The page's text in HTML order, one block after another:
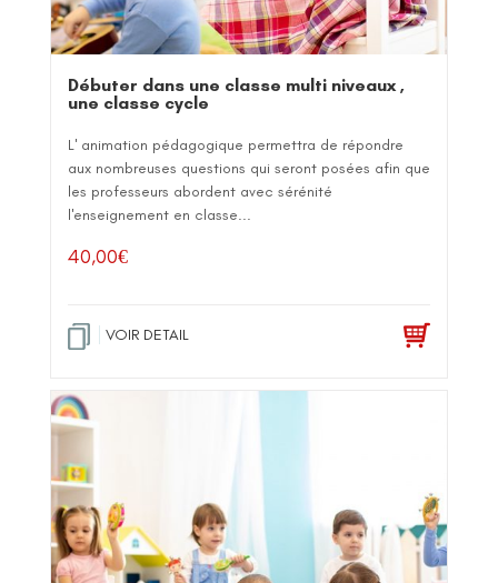
Débuter dans une classe multi niveaux ,
une classe cycle
L' animation pédagogique permettra de répondre
aux nombreuses questions qui seront posées afin que
les professeurs abordent avec sérénité
l'enseignement en classe...
40,00€
VOIR DETAIL